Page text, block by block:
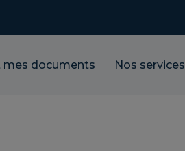
mes documents Nos services